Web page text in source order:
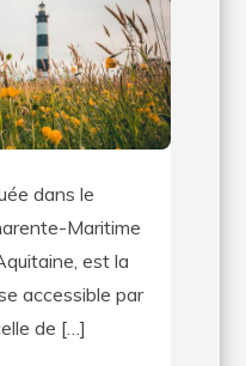
vélo
sur
l’île
d’Oléron
dans le
Maritime
est la
accessible par
de […]